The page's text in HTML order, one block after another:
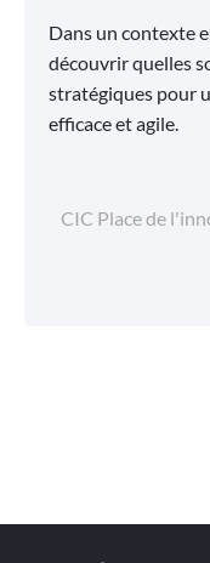
Dans un contexte
découvrir quelles
stratégiques pour
efficace et agile.
CIC Place de